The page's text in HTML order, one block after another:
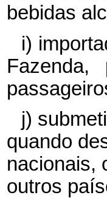
bebidas
i)
j)
quando
nacionais,
outros